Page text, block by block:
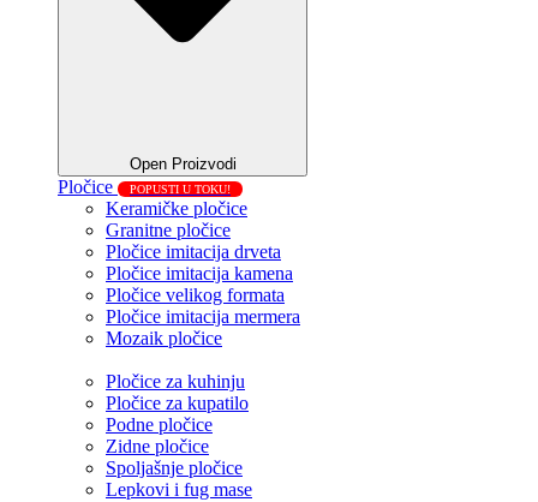
Open Proizvodi
Pločice POPUSTI U TOKU!
Keramičke pločice
Granitne pločice
Pločice imitacija drveta
Pločice imitacija kamena
Pločice velikog formata
Pločice imitacija mermera
Mozaik pločice
Pločice za kuhinju
Pločice za kupatilo
Podne pločice
Zidne pločice
Spoljašnje pločice
Lepkovi i fug mase